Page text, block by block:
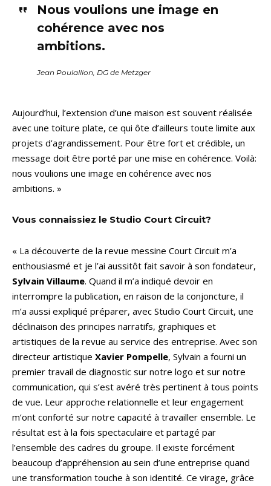
Nous voulions une image en
cohérence avec nos
ambitions.
Jean Poulallion, DG de Metzger
Aujourd’hui, l’extension d’une maison est souvent réalisée
avec une toiture plate, ce qui ôte d’ailleurs toute limite aux
projets d’agrandissement. Pour être fort et crédible, un
message doit être porté par une mise en cohérence. Voilà:
nous voulions une image en cohérence avec nos
ambitions. »
Vous connaissiez le Studio Court Circuit?
« La découverte de la revue messine Court Circuit m’a
enthousiasmé et je l’ai aussitôt fait savoir à son fondateur,
Sylvain Villaume. Quand il m’a indiqué devoir en
interrompre la publication, en raison de la conjoncture, il
m’a aussi expliqué préparer, avec Studio Court Circuit, une
déclinaison des principes narratifs, graphiques et
artistiques de la revue au service des entreprise. Avec son
directeur artistique Xavier Pompelle, Sylvain a fourni un
premier travail de diagnostic sur notre logo et sur notre
communication, qui s’est avéré très pertinent à tous points
de vue. Leur approche relationnelle et leur engagement
m’ont conforté sur notre capacité à travailler ensemble. Le
résultat est à la fois spectaculaire et partagé par
l’ensemble des cadres du groupe. Il existe forcément
beaucoup d’appréhension au sein d’une entreprise quand
une transformation touche à son identité. Ce virage, grâce